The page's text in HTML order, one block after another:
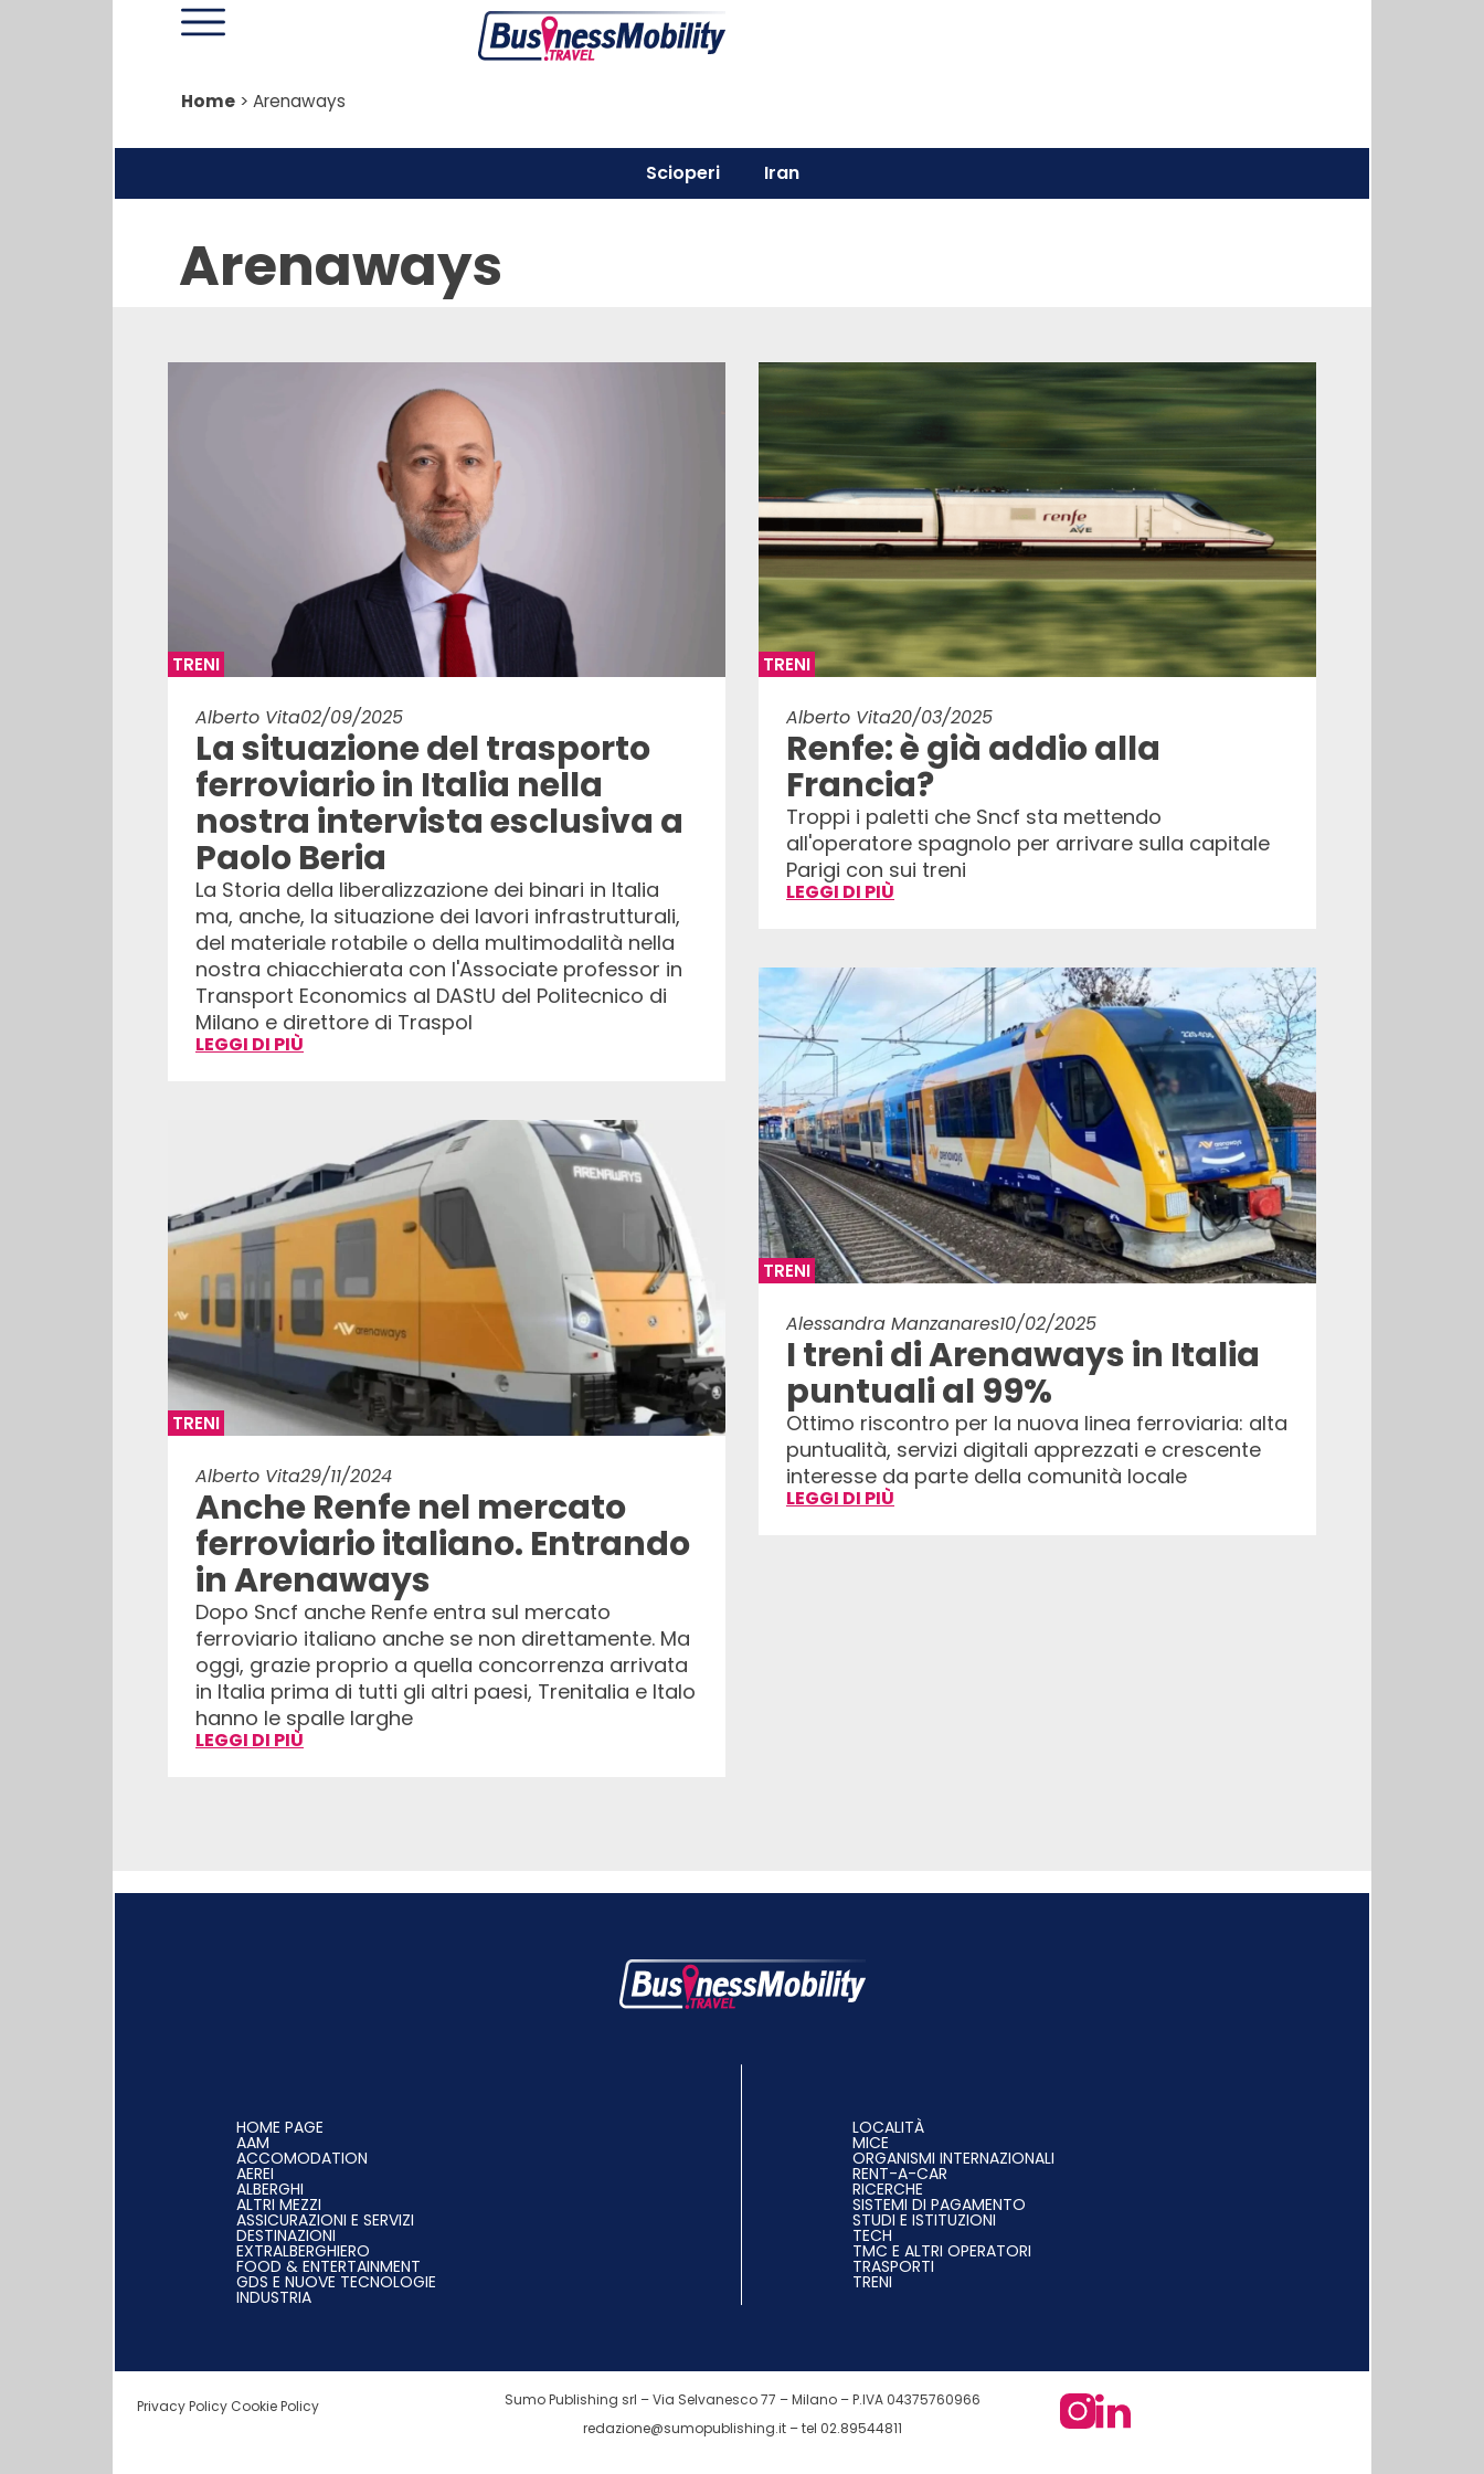
Home > Arenaways
Scioperi Iran
Arenaways
TRENI
Alberto Vita02/09/2025
La situazione del trasporto
ferroviario in Italia nella
nostra intervista esclusiva a
Paolo Beria
La Storia della liberalizzazione dei binari in Italia
ma, anche, la situazione dei lavori infrastrutturali,
del materiale rotabile o della multimodalità nella
nostra chiacchierata con l'Associate professor in
Transport Economics al DAStU del Politecnico di
Milano e direttore di Traspol
LEGGI DI PIÙ
TRENI
Alberto Vita20/03/2025
Renfe: è già addio alla
Francia?
Troppi i paletti che Sncf sta mettendo
all'operatore spagnolo per arrivare sulla capitale
Parigi con sui treni
LEGGI DI PIÙ
TRENI
Alessandra Manzanares10/02/2025
I treni di Arenaways in Italia
puntuali al 99%
Ottimo riscontro per la nuova linea ferroviaria: alta
puntualità, servizi digitali apprezzati e crescente
interesse da parte della comunità locale
LEGGI DI PIÙ
TRENI
Alberto Vita29/11/2024
Anche Renfe nel mercato
ferroviario italiano. Entrando
in Arenaways
Dopo Sncf anche Renfe entra sul mercato
ferroviario italiano anche se non direttamente. Ma
oggi, grazie proprio a quella concorrenza arrivata
in Italia prima di tutti gli altri paesi, Trenitalia e Italo
hanno le spalle larghe
LEGGI DI PIÙ
HOME PAGE
AAM
ACCOMODATION
AEREI
ALBERGHI
ALTRI MEZZI
ASSICURAZIONI E SERVIZI
DESTINAZIONI
EXTRALBERGHIERO
FOOD & ENTERTAINMENT
GDS E NUOVE TECNOLOGIE
INDUSTRIA
LOCALITÀ
MICE
ORGANISMI INTERNAZIONALI
RENT-A-CAR
RICERCHE
SISTEMI DI PAGAMENTO
STUDI E ISTITUZIONI
TECH
TMC E ALTRI OPERATORI
TRASPORTI
TRENI
Privacy Policy Cookie Policy
Sumo Publishing srl – Via Selvanesco 77 – Milano – P.IVA 04375760966
redazione@sumopublishing.it– tel 02.89544811